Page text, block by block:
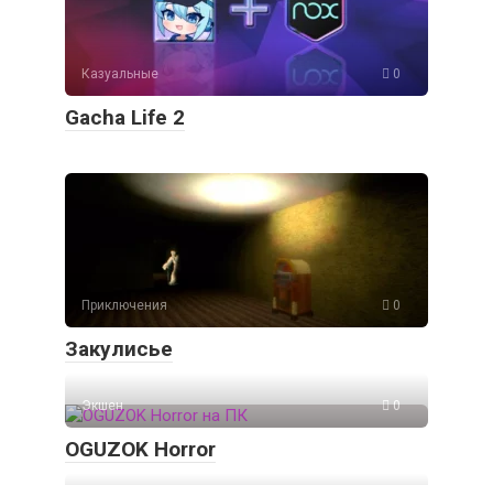
Казуальные 0
Gacha Life 2
Приключения 0
Закулисье
Экшен 0
OGUZOK Horror